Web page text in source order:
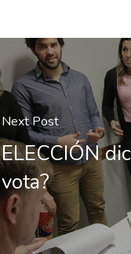
Next Post
ELECCIÓN
vota?